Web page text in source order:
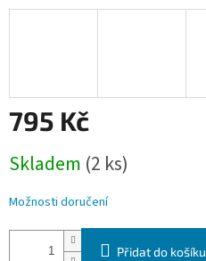
795 Kč
cena:
Skladem (2 ks)
Možnosti doručení
Přidat do košíku